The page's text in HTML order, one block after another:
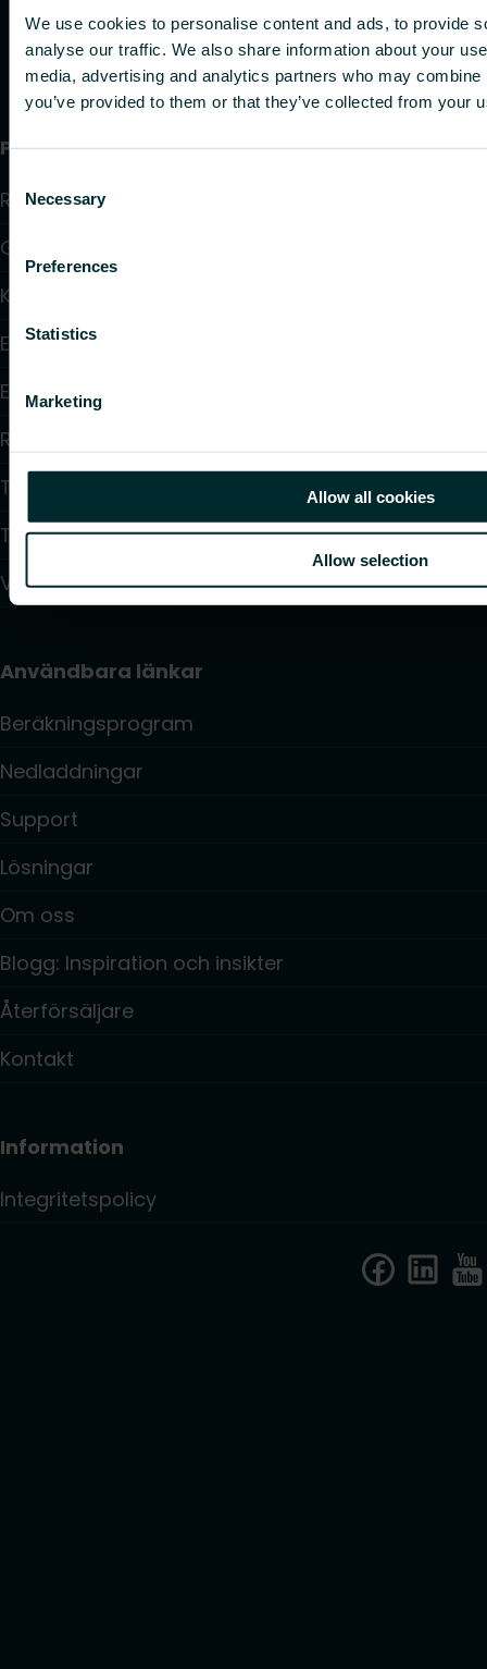
We use cookies to personalise content and ads, to provide
analyse our traffic. We also share information about your
media, advertising and analytics partners who may
you’ve provided to them or that they’ve collected from your
Selection
Necessary
Preferences
Statistics
Marketing
Allow all cookies
Allow selection
Produkter
Radiatorer
Golvvärme och golvkylning
Konvektorer och fläktkonvektorer
Elektrisk uppvärmning
Elektronisk styrning
Reglering
Tappvattensystem
Takvärmesystem
Värmepumpar
Användbara länkar
Beräkningsprogram
Nedladdningar
Support
Lösningar
Om oss
Blogg: Inspiration och insikter
Återförsäljare
Kontakt
Information
Integritetspolicy